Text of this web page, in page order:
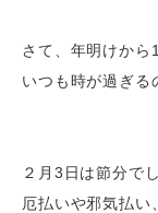
さて、年明けから
いつも時が過ぎる
２月3日は節分で
厄払いや邪気払い